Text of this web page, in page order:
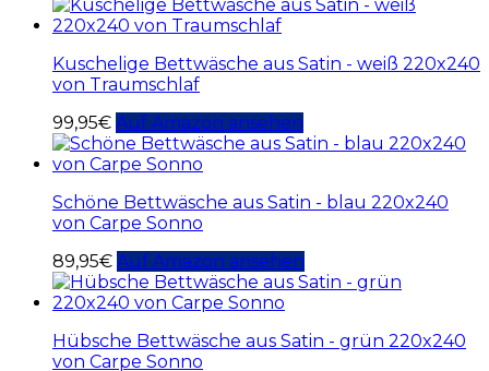
Kuschelige Bettwäsche aus Satin - weiß 220x240
von Traumschlaf
99,95€ Auf Amazon ansehen
Schöne Bettwäsche aus Satin - blau 220x240
von Carpe Sonno
89,95€ Auf Amazon ansehen
Hübsche Bettwäsche aus Satin - grün 220x240
von Carpe Sonno